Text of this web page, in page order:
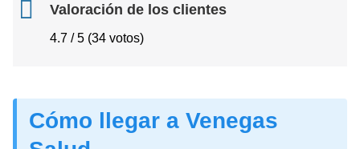
Valoración de los clientes
4.7 / 5 (34 votos)
Cómo llegar a Venegas